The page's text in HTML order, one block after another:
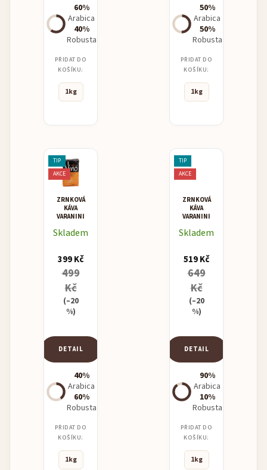
60%
Arabica
40%
Robusta
PŘIDAT DO
KOŠÍKU:
1kg
50%
Arabica
50%
Robusta
PŘIDAT DO
KOŠÍKU:
1kg
TIP
AKCE
ZRNKOVÁ
KÁVA
VARANINI
CREMA
Skladem
399 Kč
499
Kč
(–20
%)
DETAIL
40%
Arabica
60%
Robusta
PŘIDAT DO
KOŠÍKU:
1kg
TIP
AKCE
ZRNKOVÁ
KÁVA
VARANINI
ESPRESSO
Skladem
519 Kč
649
Kč
(–20
%)
DETAIL
90%
Arabica
10%
Robusta
PŘIDAT DO
KOŠÍKU:
1kg